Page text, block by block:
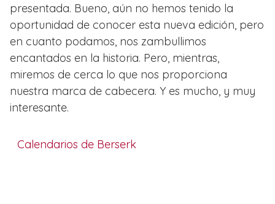
presentada. Bueno, aún no hemos tenido la
oportunidad de conocer esta nueva edición, pero
en cuanto podamos, nos zambullimos
encantados en la historia. Pero, mientras,
miremos de cerca lo que nos proporciona
nuestra marca de cabecera. Y es mucho, y muy
interesante.
Calendarios de Berserk